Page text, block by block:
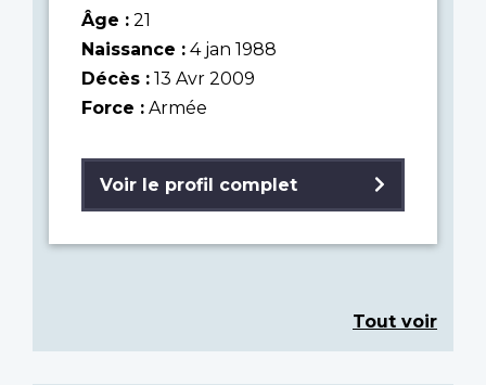
Âge : 21
Naissance : 4 jan 1988
Décès : 13 Avr 2009
Force : Armée
Voir le profil complet
Tout voir